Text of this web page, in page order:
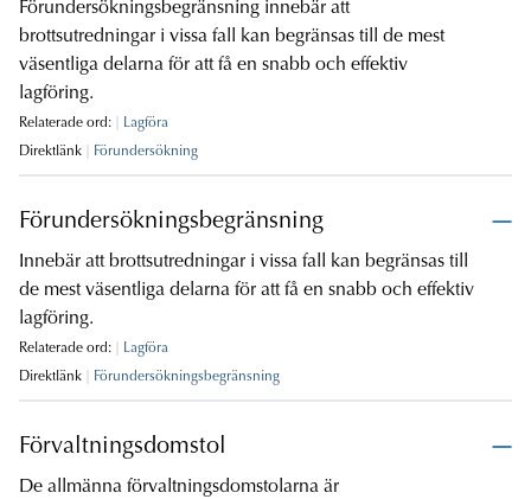
Förundersökningsbegränsning innebär att
brottsutredningar i vissa fall kan begränsas till de mest
väsentliga delarna för att få en snabb och effektiv
lagföring.
Relaterade ord:
Lagföra
Direktlänk
Förundersökning
Förundersökningsbegränsning
Innebär att brottsutredningar i vissa fall kan begränsas till
de mest väsentliga delarna för att få en snabb och effektiv
lagföring.
Relaterade ord:
Lagföra
Direktlänk
Förundersökningsbegränsning
Förvaltningsdomstol
De allmänna förvaltningsdomstolarna är